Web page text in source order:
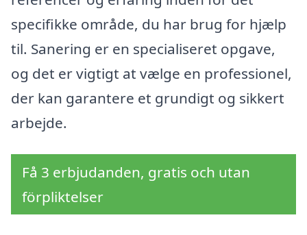
specifikke område, du har brug for hjælp
til. Sanering er en specialiseret opgave,
og det er vigtigt at vælge en professionel,
der kan garantere et grundigt og sikkert
arbejde.
Få 3 erbjudanden, gratis och utan
förpliktelser